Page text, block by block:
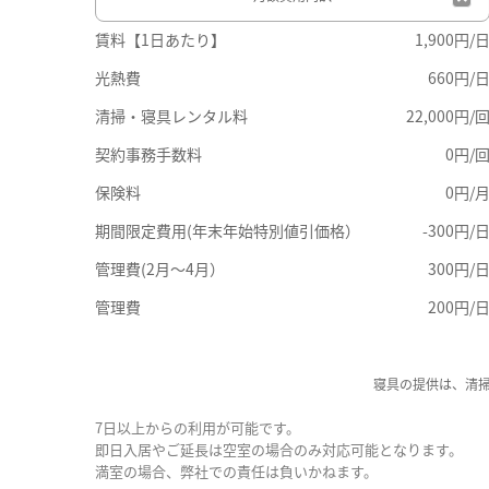
賃料【1日あたり】
1,900円/日
光熱費
660円/日
清掃・寝具レンタル料
22,000円/回
契約事務手数料
0円/回
保険料
0円/月
期間限定費用(年末年始特別値引価格）
-300円/日
管理費(2月～4月）
300円/日
管理費
200円/日
寝具の提供は、清
7日以上からの利用が可能です。
即日入居やご延長は空室の場合のみ対応可能となります。
満室の場合、弊社での責任は負いかねます。